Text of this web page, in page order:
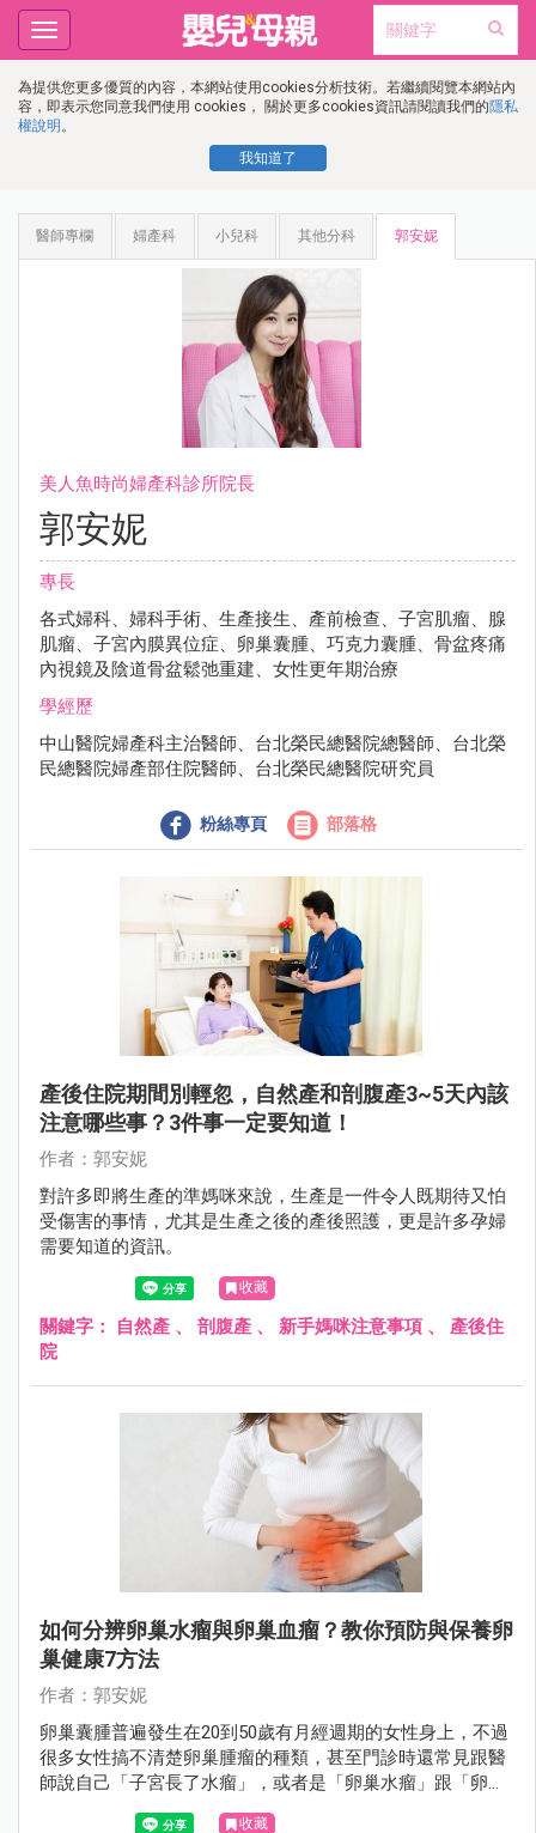
為提供您更多優質的內容，本網站使用cookies分析技術。若繼續閱覽本網站內
容，即表示您同意我們使用 cookies， 關於更多cookies資訊請閱讀我們的隱私
權說明 。
我知道了
Toggle
navigation
醫師專欄 婦產科 小兒科 其他分科 郭安妮
美人魚時尚婦產科診所院長
郭安妮
專長
各式婦科、婦科手術、生產接生、產前檢查、子宮肌瘤、腺
肌瘤、子宮內膜異位症、卵巢囊腫、巧克力囊腫、骨盆疼痛
內視鏡及陰道骨盆鬆弛重建、女性更年期治療
學經歷
中山醫院婦產科主治醫師、台北榮民總醫院總醫師、台北榮
民總醫院婦產部住院醫師、台北榮民總醫院研究員
粉絲專頁 部落格
產後住院期間別輕忽，自然產和剖腹產3~5天內該
注意哪些事？3件事一定要知道！
作者：郭安妮
對許多即將生產的準媽咪來說，生產是一件令人既期待又怕
受傷害的事情，尤其是生產之後的產後照護，更是許多孕婦
需要知道的資訊。
收藏
關鍵字： 自然產 、 剖腹產 、 新手媽咪注意事項 、 產後住
院
如何分辨卵巢水瘤與卵巢血瘤？教你預防與保養卵
巢健康7方法
作者：郭安妮
卵巢囊腫普遍發生在20到50歲有月經週期的女性身上，不過
很多女性搞不清楚卵巢腫瘤的種類，甚至門診時還常見跟醫
師說自己「子宮長了水瘤」，或者是「卵巢水瘤」跟「卵巢
血瘤」分不清楚，女性朋友應該要認識什麼是卵巢囊腫。
收藏